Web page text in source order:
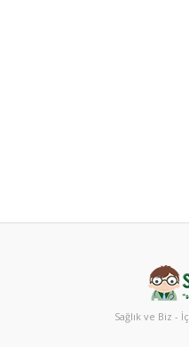
Sağlık ve Biz -